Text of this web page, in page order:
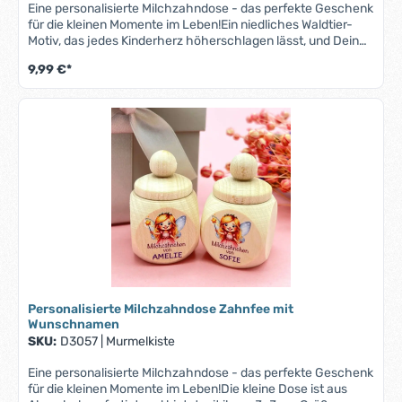
Eine personalisierte Milchzahndose - das perfekte Geschenk
für die kleinen Momente im Leben!Ein niedliches Waldtier-
Motiv, das jedes Kinderherz höherschlagen lässt, und Dein
Unikat.Die kleine Dose ist aus Ahornholz gefertigt und bietet
mit ihren 3x3 cm Größe ausreichend Platz für die wertvollen
Erinnerungstücke Deines Kindes. Der sichere
Schraubverschluss bewahrt die kleinen Schätze sicher
auf.Ob zur Taufe, zum Geburtstag oder einfach als kleine
Aufmerksamkeit – diese Milchzahndose ist eine zauberhafte
Geschenkidee, die Freude bereitet und Erinnerungen
bewahrt.Bitte beachte, dass bei längeren Namen der Druck
entsprechend kleiner ausfallen kann, um auf die Zahndose
9,99 €*
Personalisierte Milchzahndose Zahnfee mit
Wunschnamen
SKU: D3057 Murmelkiste
Eine personalisierte Milchzahndose - das perfekte Geschenk
für die kleinen Momente im Leben!Die kleine Dose ist aus